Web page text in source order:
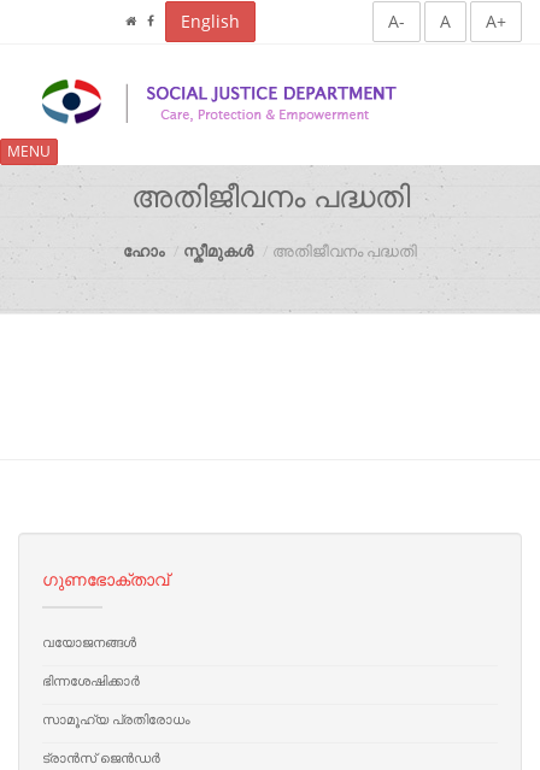
A- A A+
English
MENU
അതിജീവനം പദ്ധതി
ഹോം സ്കീമുകൾ അതിജീവനം പദ്ധതി
ഗുണഭോക്താവ്
വയോജനങ്ങള്‍
ഭിന്നശേഷിക്കാര്‍
സാമൂഹ്യ പ്രതിരോധം
ട്രാന്‍സ് ജെന്‍ഡര്‍